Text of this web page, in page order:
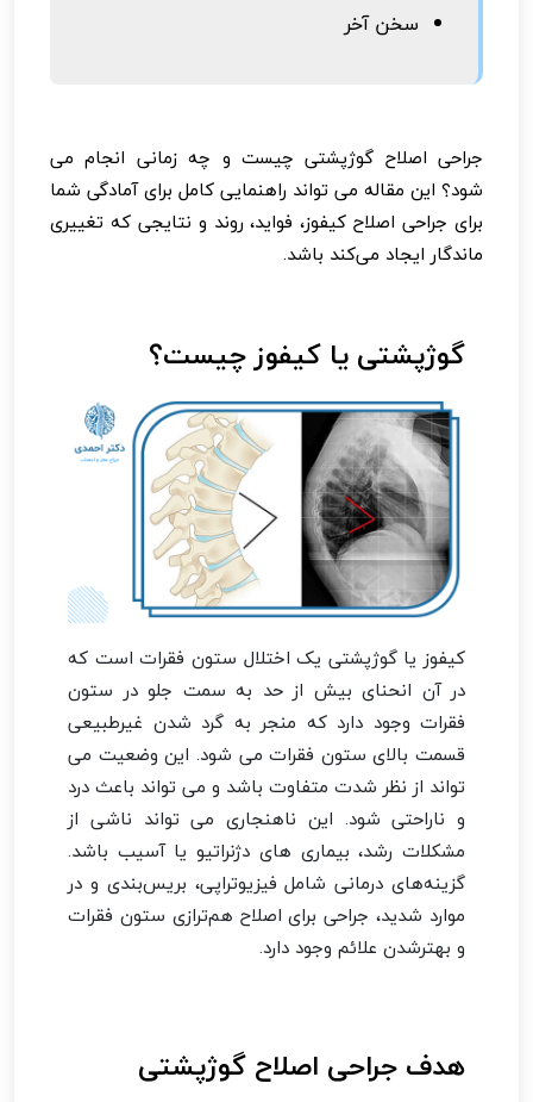
سخن آخر
جراحی اصلاح گوژپشتی چیست و چه زمانی انجام می
شود؟ این مقاله می تواند راهنمایی کامل برای آمادگی شما
برای جراحی اصلاح کیفوز، فواید، روند و نتایجی که تغییری
ماندگار ایجاد می‌کند باشد.
گوژپشتی یا کیفوز چیست؟
کیفوز یا گوژپشتی یک اختلال ستون فقرات است که
در آن انحنای بیش از حد به سمت جلو در ستون
فقرات وجود دارد که منجر به گرد شدن غیرطبیعی
قسمت بالای ستون فقرات می شود. این وضعیت می
تواند از نظر شدت متفاوت باشد و می تواند باعث درد
و ناراحتی شود. این ناهنجاری می تواند ناشی از
مشکلات رشد، بیماری های دژنراتیو یا آسیب باشد.
گزینه‌های درمانی شامل فیزیوتراپی، بریس‌بندی و در
موارد شدید، جراحی برای اصلاح هم‌ترازی ستون فقرات
و بهترشدن علائم وجود دارد.
هدف جراحی اصلاح گوژپشتی